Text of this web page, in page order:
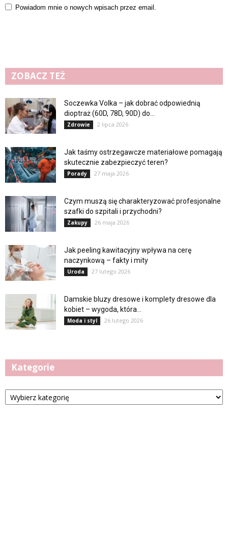
Powiadom mnie o nowych wpisach przez email.
ZOBACZ TEŻ
Soczewka Volka – jak dobrać odpowiednią
dioptraż (60D, 78D, 90D) do...
Zdrowie 2 lipca 2026
Jak taśmy ostrzegawcze materiałowe pomagają
skutecznie zabezpieczyć teren?
Porady 27 maja 2026
Czym muszą się charakteryzować profesjonalne
szafki do szpitali i przychodni?
Zakupy 26 maja 2026
Jak peeling kawitacyjny wpływa na cerę
naczynkową – fakty i mity
Uroda 27 lutego 2026
Damskie bluzy dresowe i komplety dresowe dla
kobiet – wygoda, która...
Moda i styl 26 lutego 2026
Kategorie
Kategorie